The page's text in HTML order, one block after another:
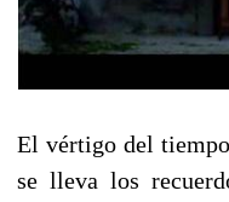
El vértigo del
se lleva los